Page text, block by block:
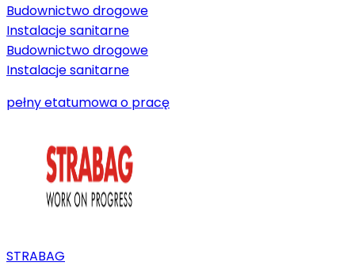
Budownictwo drogowe
Instalacje sanitarne
Budownictwo drogowe
Instalacje sanitarne
pełny etatumowa o pracę
STRABAG